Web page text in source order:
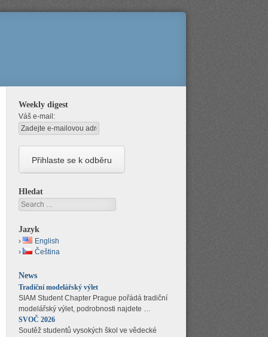
Weekly digest
Váš e-mail:
Hledat
Search
Jazyk
English
Čeština
News
Tradiční modelářský výlet
SIAM Student Chapter Prague pořádá tradiční
modelářský výlet, podrobnosti najdete …
SVOČ 2026
Soutěž studentů vysokých škol ve vědecké